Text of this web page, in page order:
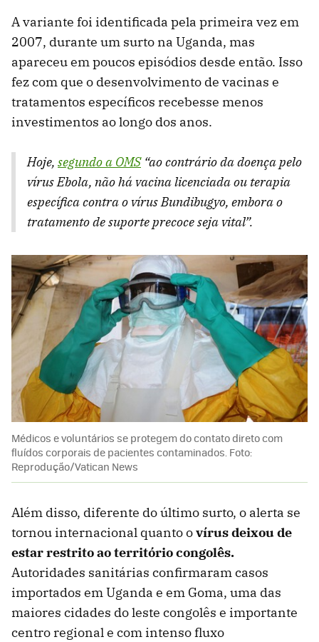
A variante foi identificada pela primeira vez em
2007, durante um surto na Uganda, mas
apareceu em poucos episódios desde então. Isso
fez com que o desenvolvimento de vacinas e
tratamentos específicos recebesse menos
investimentos ao longo dos anos.
Hoje, segundo a OMS“ao contrário da doença pelo
vírus Ebola, não há vacina licenciada ou terapia
específica contra o vírus Bundibugyo, embora o
tratamento de suporte precoce seja vital”.
Médicos e voluntários se protegem do contato direto com
fluídos corporais de pacientes contaminados. Foto:
Reprodução/Vatican News
Além disso, diferente do último surto, o alerta se
tornou internacional quanto ovírus deixou de
estar restrito ao território congolês.
Autoridades sanitárias confirmaram casos
importados em Uganda e em Goma, uma das
maiores cidades do leste congolês e importante
centro regional e com intenso fluxo